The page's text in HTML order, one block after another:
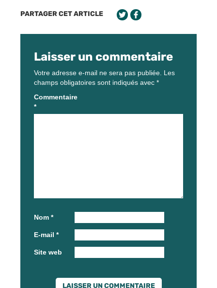
PARTAGER CET ARTICLE
Laisser un commentaire
Votre adresse e-mail ne sera pas publiée. Les
champs obligatoires sont indiqués avec *
Commentaire
*
Nom *
E-mail *
Site web